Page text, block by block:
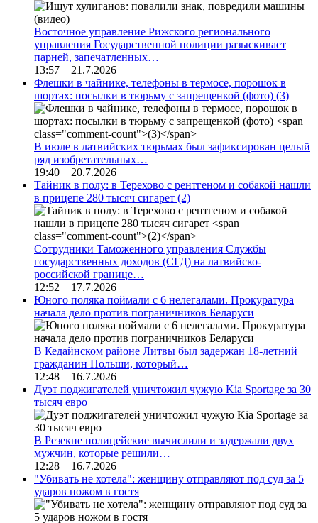
Восточное управление Рижского регионального
управления Государственной полиции разыскивает
парней, запечатленных…
13:57 21.7.2026
Флешки в чайнике, телефоны в термосе, порошок в
шортах: посылки в тюрьму с запрещенкой (фото) (3)
В июле в латвийских тюрьмах был зафиксирован целый
ряд изобретательных…
19:40 20.7.2026
Тайник в полу: в Терехово с рентгеном и собакой нашли
в прицепе 280 тысяч сигарет (2)
Сотрудники Таможенного управления Службы
государственных доходов (СГД) на латвийско-
российской границе…
12:52 17.7.2026
Юного поляка поймали с 6 нелегалами. Прокуратура
начала дело против пограничников Беларуси
В Кедайнском районе Литвы был задержан 18-летний
гражданин Польши, который…
12:48 16.7.2026
Дуэт поджигателей уничтожил чужую Kia Sportage за 30
тысяч евро
В Резекне полицейские вычислили и задержали двух
мужчин, которые решили…
12:28 16.7.2026
"Убивать не хотела": женщину отправляют под суд за 5
ударов ножом в гостя